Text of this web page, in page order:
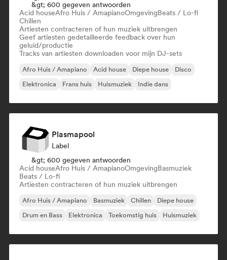
&gt; 600 gegeven antwoorden
Acid houseAfro Huis / AmapianoOmgevingBeats / Lo-fi
Chillen
Artiesten contracteren of hun muziek uitbrengen
Geef artiesten gedetailleerde feedback over hun
geluid/productie
Tracks van artiesten downloaden voor mijn DJ-sets
Afro Huis / Amapiano Acid house Diepe house
Disco
Elektronica
Frans huis Huismuziek Indie dans
Plasmapool
Label
&gt; 600 gegeven antwoorden
Acid houseAfro Huis / AmapianoOmgevingBasmuziek
Beats / Lo-fi
Artiesten contracteren of hun muziek uitbrengen
Afro Huis / Amapiano Basmuziek Chillen
Diepe house
Drum en Bass
Elektronica Toekomstig huis Huismuziek